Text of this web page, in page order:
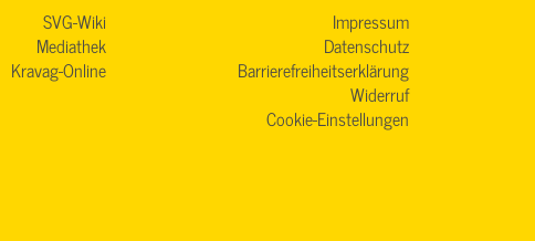
SVG-Wiki
Mediathek
Kravag-Online
Impressum
Datenschutz
Barrierefreiheitserklärung
Widerruf
Cookie-Einstellungen